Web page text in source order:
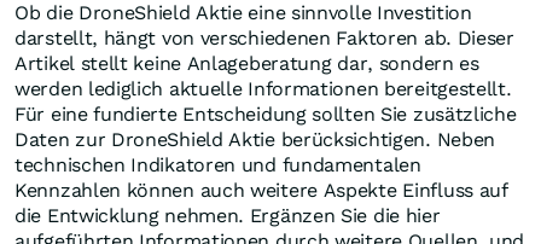
Ob die DroneShield Aktie eine sinnvolle Investition
darstellt, hängt von verschiedenen Faktoren ab. Dieser
Artikel stellt keine Anlageberatung dar, sondern es
werden lediglich aktuelle Informationen bereitgestellt.
Für eine fundierte Entscheidung sollten Sie zusätzliche
Daten zur DroneShield Aktie berücksichtigen. Neben
technischen Indikatoren und fundamentalen
Kennzahlen können auch weitere Aspekte Einfluss auf
die Entwicklung nehmen. Ergänzen Sie die hier